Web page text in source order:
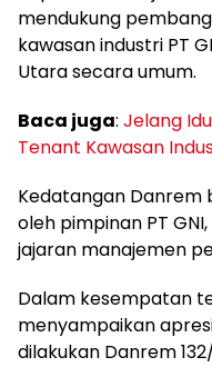
mendukung
kawasan industri PT
Utara secara umum.
Baca juga: Jelang
Tenant Kawasan
Kedatangan
oleh pimpinan PT
jajaran manajemen
Dalam kesempatan
menyampaikan
dilakukan Danrem